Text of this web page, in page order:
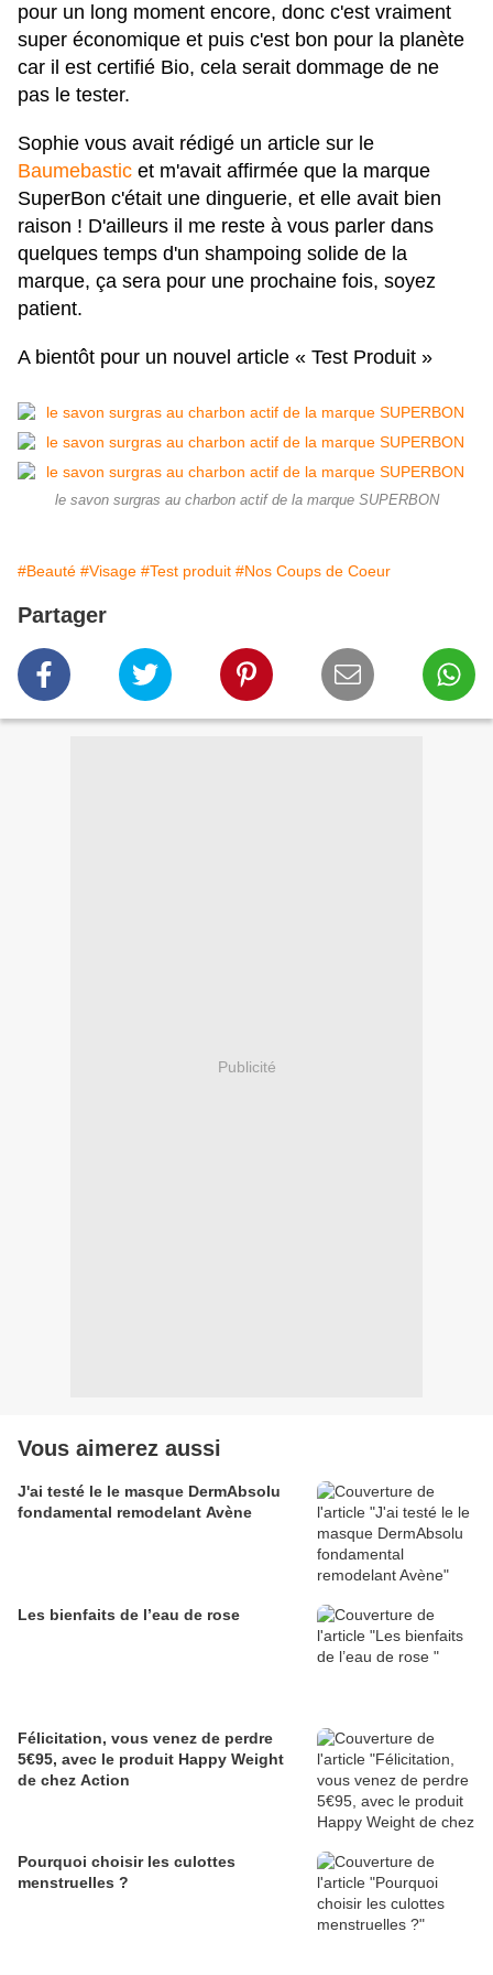
pour un long moment encore, donc c'est vraiment
super économique et puis c'est bon pour la planète
car il est certifié Bio, cela serait dommage de ne
pas le tester.
Sophie vous avait rédigé un article sur le
Baumebastic et m'avait affirmée que la marque
SuperBon c'était une dinguerie, et elle avait bien
raison ! D'ailleurs il me reste à vous parler dans
quelques temps d'un shampoing solide de la
marque, ça sera pour une prochaine fois, soyez
patient.
A bientôt pour un nouvel article « Test Produit »
le savon surgras au charbon actif de la marque SUPERBON
#Beauté #Visage #Test produit #Nos Coups de Coeur
Partager
Publicité
Vous aimerez aussi
J'ai testé le le masque DermAbsolu
fondamental remodelant Avène
Les bienfaits de l’eau de rose
Félicitation, vous venez de perdre
5€95, avec le produit Happy Weight
de chez Action
Pourquoi choisir les culottes
menstruelles ?